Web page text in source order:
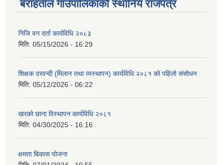
बराहताल गाउँपालिकाको स्थानिय राजपत्र
निजि वन दर्ता कार्यविधि २०८३
मिति: 05/15/2026 - 16:29
शिक्षक दरवन्दी (मिलान तथा व्यस्थापन) कार्यविधि २०८१ को पहिलो संसोधन
मिति: 05/12/2026 - 06:22
खरको छाना विस्थापन कार्यविधि २०८१
मिति: 04/30/2025 - 16:16
क्षमता बिकास योजना